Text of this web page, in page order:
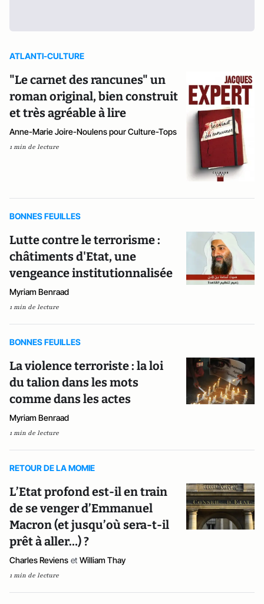
ATLANTI-CULTURE
"Le carnet des rancunes" un
roman original, bien construit
et très agréable à lire
Anne-Marie Joire-Noulens pour Culture-Tops
1 min de lecture
BONNES FEUILLES
Lutte contre le terrorisme :
châtiments d'Etat, une
vengeance institutionnalisée
Myriam Benraad
1 min de lecture
BONNES FEUILLES
La violence terroriste : la loi
du talion dans les mots
comme dans les actes
Myriam Benraad
1 min de lecture
RETOUR DE LA MOMIE
L’Etat profond est-il en train
de se venger d’Emmanuel
Macron (et jusqu’où sera-t-il
prêt à aller…) ?
Charles Reviens et William Thay
1 min de lecture